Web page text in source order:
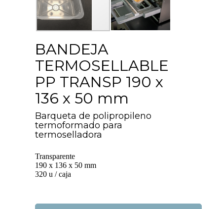
BANDEJA
TERMOSELLABLE
PP TRANSP 190 x
136 x 50 mm
Barqueta de polipropileno
termoformado para
termoselladora
Transparente
190 x 136 x 50 mm
320 u / caja